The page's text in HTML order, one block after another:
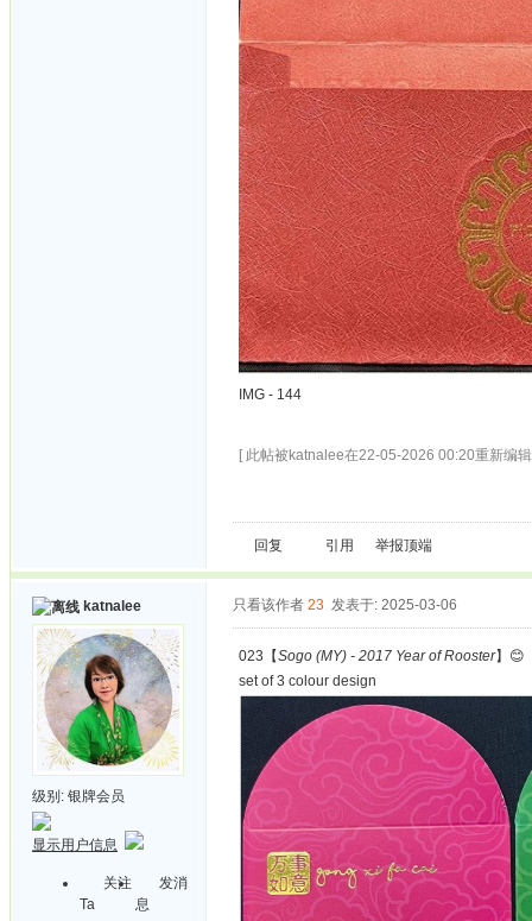
IMG - 144
[ 此帖被katnalee在22-05-2026 00:20重新编
回复 引用 举报顶端
katnalee
级别: 银牌会员
显示用户信息
关注
Ta
发消
息
只看该作者 23 发表于: 2025-03-06
023【Sogo (MY) - 2017 Year of Rooster】😊
set of 3 colour design